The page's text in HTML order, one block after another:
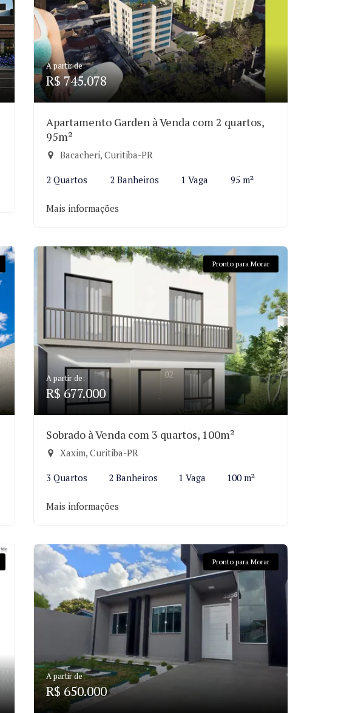
A partir de:
R$ 745.078
Apartamento Garden à Venda com 2 quartos,
95m²
Bacacheri, Curitiba-PR
2 Quartos 2 Banheiros 1 Vaga 95 m²
Mais informações
Pronto para Morar
A partir de:
R$ 677.000
Sobrado à Venda com 3 quartos, 100m²
Xaxim, Curitiba-PR
3 Quartos 2 Banheiros 1 Vaga 100 m²
Mais informações
Pronto para Morar
A partir de:
R$ 650.000